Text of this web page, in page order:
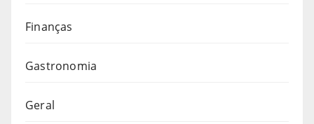
Finanças
Gastronomia
Geral